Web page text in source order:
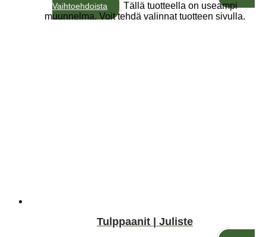
Vaihtoehdoista
Tällä tuotteella on useampi
muunnelma. Voit tehdä valinnat tuotteen sivulla.
Tulppaanit | Juliste